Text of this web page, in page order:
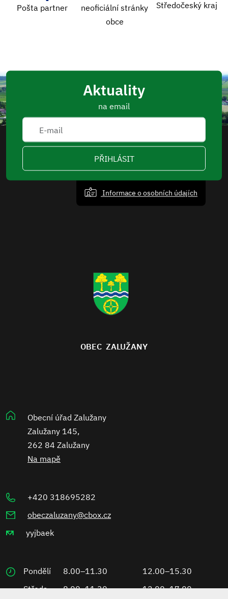
neoficiální stránky
Středočeský kraj Návštěva
Aktuality
na email
PŘIHLÁSIT
Informace o osobních údajích
OBEC ZALUŽANY
Obecní úřad Zalužany
Zalužany 145,
262 84 Zalužany
Na mapě
+420 318695282
obeczaluzany@cbox.cz
yyjbaek
Pondělí 8.00–11.30
12.00–15.30
Středa
8.00–11.30 12.00–17.00